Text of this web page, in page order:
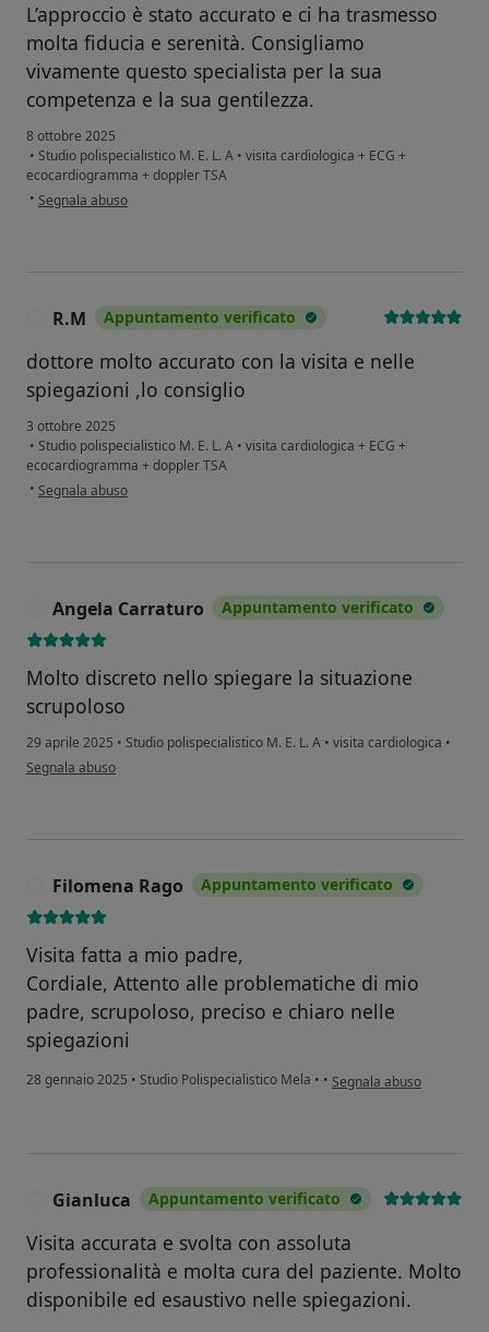
L’approccio è stato accurato e ci ha trasmesso
molta fiducia e serenità. Consigliamo
vivamente questo specialista per la sua
competenza e la sua gentilezza.
8 ottobre 2025
• Studio polispecialistico M. E. L. A • visita cardiologica + ECG +
ecocardiogramma + doppler TSA
• secondo l'opinione dell'utente Federica
Segnala abuso
R.M Appuntamento verificato
dottore molto accurato con la visita e nelle
spiegazioni ,lo consiglio
3 ottobre 2025
• Studio polispecialistico M. E. L. A • visita cardiologica + ECG +
ecocardiogramma + doppler TSA
• secondo l'opinione dell'utente R.M
Segnala abuso
Angela Carraturo Appuntamento verificato
Molto discreto nello spiegare la situazione
scrupoloso
29 aprile 2025 • Studio polispecialistico M. E. L. A • visita cardiologica •
secondo l'opinione dell'utente Angela Carraturo
Segnala abuso
Filomena Rago Appuntamento verificato
Visita fatta a mio padre,
Cordiale, Attento alle problematiche di mio
padre, scrupoloso, preciso e chiaro nelle
spiegazioni
28 gennaio 2025 • Studio Polispecialistico Mela • • secondo l'opinione
Segnala abuso
Gianluca Appuntamento verificato
Visita accurata e svolta con assoluta
professionalità e molta cura del paziente. Molto
disponibile ed esaustivo nelle spiegazioni.